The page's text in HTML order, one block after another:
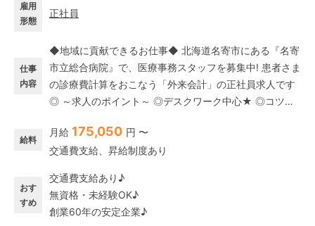
雇用
形態
正社員
仕事
内容
◆地域に貢献できるお仕事◆ 北海道名寄市にある『名寄
市立総合病院』で、医療事務スタッフを募集中! 患者さま
の診療費計算をおこなう「外来会計」の正社員求人です
◎ ～求人のポイント～ ◎デスクワーク中心★ ◎コツコ
事務などの事務経験を活かせます! 大人気☆土日祝休み
の完全週休二日制です! カレンダー通りのお休みで予定が
プライベートやご家庭とムリなく両立できます◎ スタッ
フの半数近くが子育て世代の主婦(夫)なので、お子さん
の学校行事や体調不良による急なお休みも「お互い様」
給料
月給 175,050 円 〜
交通費支給、昇給制度あり
おす
すめ
交通費支給あり♪
無資格・未経験OK♪
創業60年の安定企業♪